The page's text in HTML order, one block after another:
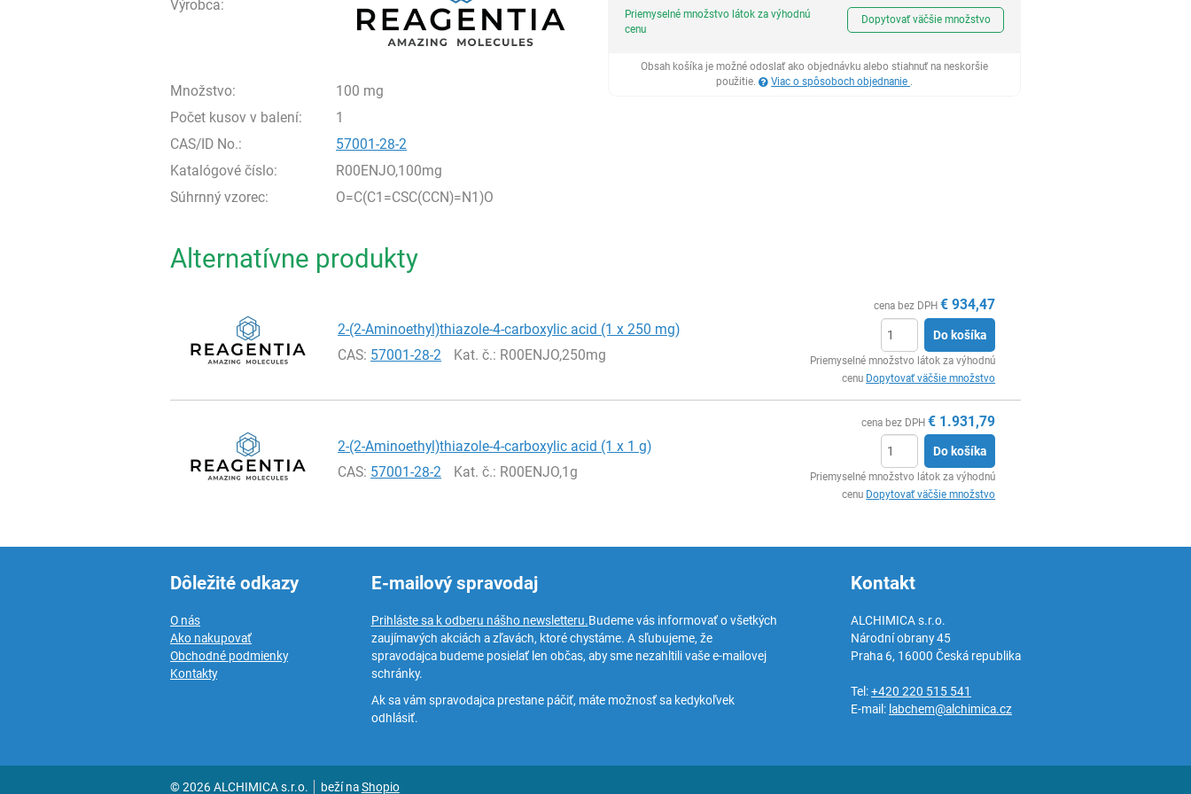
Výrobca:
Množstvo:
100 mg
Počet kusov v balení:
1
CAS/ID No.:
57001-28-2
Katalógové číslo:
R00ENJO,100mg
Súhrnný vzorec:
O=C(C1=CSC(CCN)=N1)O
Ks
Priemyselné množstvo látok za výhodnú
cenu
Dopytovať väčšie množstvo
Obsah košíka je možné odoslať ako objednávku alebo stiahnuť na neskoršie
použitie.
Viac o spôsoboch objednanie .
Alternatívne produkty
2-(2-Aminoethyl)thiazole-4-carboxylic acid (1 x 250 mg)
CAS: 57001-28-2 Kat. č.: R00ENJO,250mg
cena bez DPH € 934,47
Do košíka
Priemyselné množstvo látok za výhodnú
cenu Dopytovať väčšie množstvo
2-(2-Aminoethyl)thiazole-4-carboxylic acid (1 x 1 g)
CAS: 57001-28-2 Kat. č.: R00ENJO,1g
cena bez DPH € 1.931,79
Do košíka
Priemyselné množstvo látok za výhodnú
cenu Dopytovať väčšie množstvo
Dôležité odkazy
O nás
Ako nakupovať
Obchodné podmienky
Kontakty
E-mailový spravodaj
Prihláste sa k odberu nášho newsletteru.Budeme vás informovať o všetkých
zaujímavých akciách a zľavách, ktoré chystáme. A sľubujeme, že
spravodajca budeme posielať len občas, aby sme nezahltili vaše e-mailovej
schránky.
Ak sa vám spravodajca prestane páčiť, máte možnosť sa kedykoľvek
odhlásiť.
Kontakt
ALCHIMICA s.r.o.
Národní obrany 45
Praha 6, 16000 Česká republika
Tel:+420 220 515 541
E-mail: labchem@alchimica.cz
© 2026 ALCHIMICA s.r.o. beží naShopio